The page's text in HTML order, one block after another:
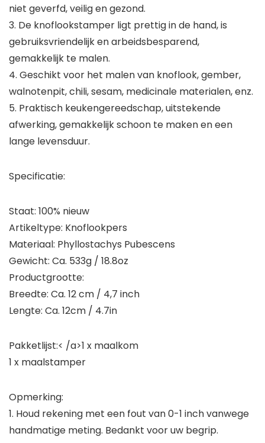
niet geverfd, veilig en gezond.
3. De knoflookstamper ligt prettig in de hand, is
gebruiksvriendelijk en arbeidsbesparend,
gemakkelijk te malen.
4. Geschikt voor het malen van knoflook, gember,
walnotenpit, chili, sesam, medicinale materialen, enz.
5. Praktisch keukengereedschap, uitstekende
afwerking, gemakkelijk schoon te maken en een
lange levensduur.
Specificatie:
Staat: 100% nieuw
Artikeltype: Knoflookpers
Materiaal: Phyllostachys Pubescens
Gewicht: Ca. 533g / 18.8oz
Productgrootte:
Breedte: Ca. 12 cm / 4,7 inch
Lengte: Ca. 12cm / 4.7in
Pakketlijst:< /a>1 x maalkom
1 x maalstamper
Opmerking:
1. Houd rekening met een fout van 0-1 inch vanwege
handmatige meting. Bedankt voor uw begrip.